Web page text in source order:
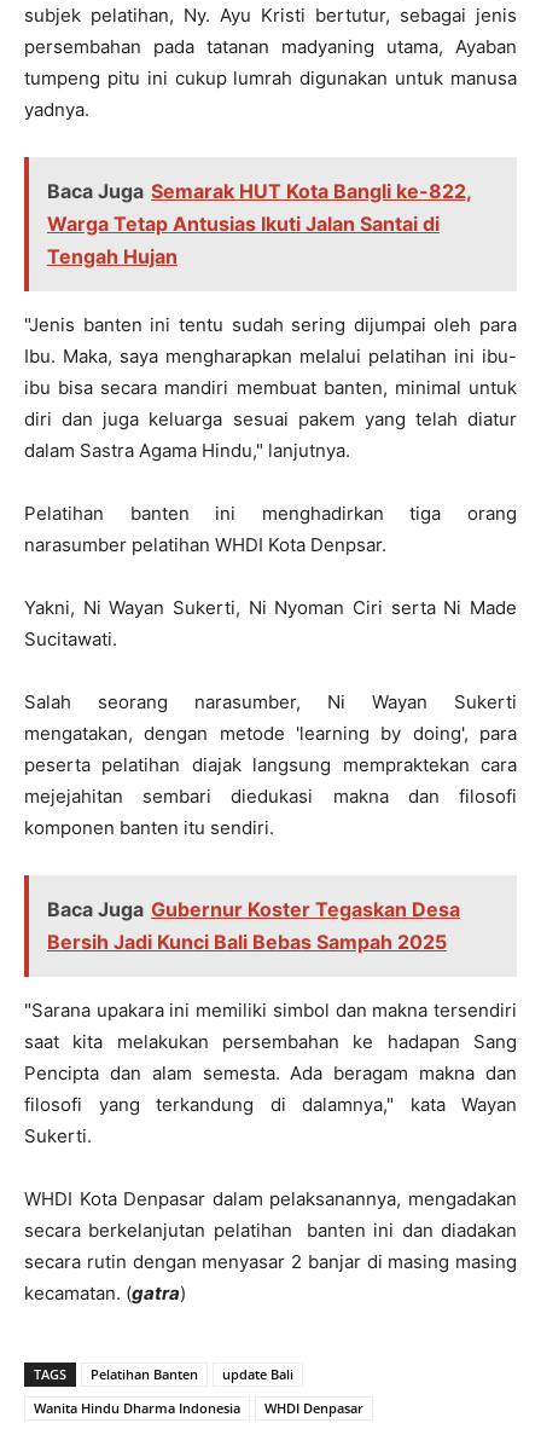
subjek pelatihan, Ny. Ayu Kristi bertutur, sebagai jenis
persembahan pada tatanan madyaning utama, Ayaban
tumpeng pitu ini cukup lumrah digunakan untuk manusa
yadnya.
Baca Juga Semarak HUT Kota Bangli ke-822,
Warga Tetap Antusias Ikuti Jalan Santai di
Tengah Hujan
"Jenis banten ini tentu sudah sering dijumpai oleh para
Ibu. Maka, saya mengharapkan melalui pelatihan ini ibu-
ibu bisa secara mandiri membuat banten, minimal untuk
diri dan juga keluarga sesuai pakem yang telah diatur
dalam Sastra Agama Hindu," lanjutnya.
Pelatihan banten ini menghadirkan tiga orang
narasumber pelatihan WHDI Kota Denpsar.
Yakni, Ni Wayan Sukerti, Ni Nyoman Ciri serta Ni Made
Sucitawati.
Salah seorang narasumber, Ni Wayan Sukerti
mengatakan, dengan metode 'learning by doing', para
peserta pelatihan diajak langsung mempraktekan cara
mejejahitan sembari diedukasi makna dan filosofi
komponen banten itu sendiri.
Baca Juga Gubernur Koster Tegaskan Desa
Bersih Jadi Kunci Bali Bebas Sampah 2025
"Sarana upakara ini memiliki simbol dan makna tersendiri
saat kita melakukan persembahan ke hadapan Sang
Pencipta dan alam semesta. Ada beragam makna dan
filosofi yang terkandung di dalamnya," kata Wayan
Sukerti.
WHDI Kota Denpasar dalam pelaksanannya, mengadakan
secara berkelanjutan pelatihan banten ini dan diadakan
secara rutin dengan menyasar 2 banjar di masing masing
kecamatan. (gatra)
TAGS Pelatihan Banten
update Bali
Wanita Hindu Dharma Indonesia
WHDI Denpasar